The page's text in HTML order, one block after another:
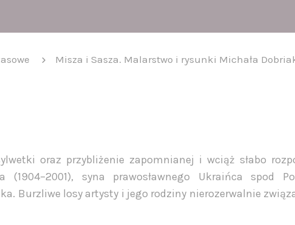
Misza i Sasza. Malarstwo i rysunki Michała
oraz przybliżenie zapomnianej i wciąż słabo
(1904–2001), syna prawosławnego Ukraińca spod
Burzliwe losy artysty i jego rodziny nierozerwalnie